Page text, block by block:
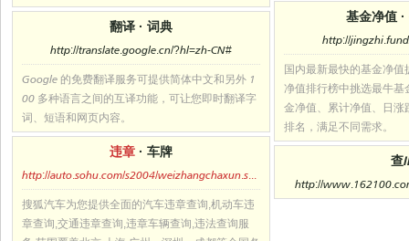
基金净值 ·
http://
国内最新最快的基金净
净值排行榜中挑选最牛基
金净值、累计净值、日涨
排名，满足不同需求。
翻译 · 词典
http://translate.google.cn/?hl=zh-CN#
Google 的免费翻译服务可提供简体中文和另外 1
00 多种语言之间的互译功能，可让您即时翻译字
词、短语和网页内容。
违章 · 车牌
http://auto.sohu.com/s2004/weizhangchaxun.shtml
搜狐汽车为您提供全面的汽车违章查询,机动车违
章查询,交通违章查询,违章车辆查询,违法查询服
查
http://